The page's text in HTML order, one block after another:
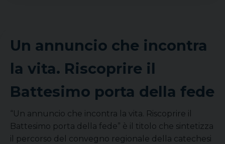
Un annuncio che incontra
la vita. Riscoprire il
Battesimo porta della fede
“Un annuncio che incontra la vita. Riscoprire il
Battesimo porta della fede” è il titolo che sintetizza
il percorso del convegno regionale della catechesi